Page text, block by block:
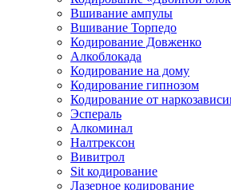
Вшивание ампулы
Вшивание Торпедо
Кодирование Довженко
Алкоблокада
Кодирование на дому
Кодирование гипнозом
Кодирование от
Эспераль
Алкоминал
Налтрексон
Вивитрол
Sit кодирование
Лазерное кодирование